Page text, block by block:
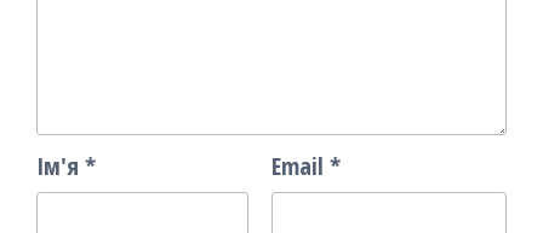
Ім'я * Email *